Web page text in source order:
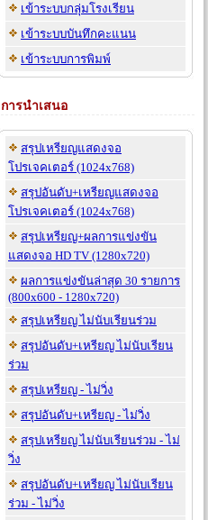
เข้าระบบกลุ่มโรงเรียน
เข้าระบบบันทึกคะแนน
เข้าระบบการพิมพ์
การนำเสนอ
สรุปเหรียญแสดงจอ
โปรเจคเตอร์ (1024x768)
สรุปอันดับ+เหรียญแสดงจอ
โปรเจคเตอร์ (1024x768)
สรุปเหรียญ+ผลการแข่งขัน
แสดงจอ HD TV (1280x720)
ผลการแข่งขันล่าสุด 30 รายการ
(800x600 - 1280x720)
สรุปเหรียญ ไม่นับเรียนร่วม
สรุปอันดับ+เหรียญ ไม่นับเรียน
ร่วม
สรุปเหรียญ - ไม่วิ่ง
สรุปอันดับ+เหรียญ - ไม่วิ่ง
สรุปเหรียญ ไม่นับเรียนร่วม - ไม่
วิ่ง
สรุปอันดับ+เหรียญ ไม่นับเรียน
ร่วม - ไม่วิ่ง